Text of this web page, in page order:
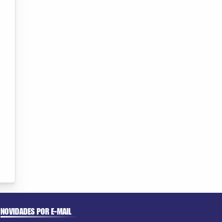
NOVIDADES POR E-MAIL